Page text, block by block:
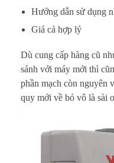
Hướng dẫn sử dụng
Giá cả hợp lý
Dù cung cấp hàng cũ
sánh với máy mới thì
phần mạch còn nguyên
quy mới về bỏ vô là sài